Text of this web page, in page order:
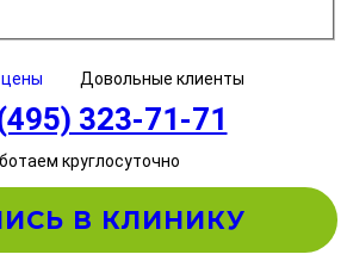
цены Довольные клиенты
323-71-71
круглосуточно
В КЛИНИКУ